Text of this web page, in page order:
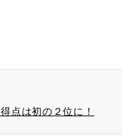
点は初の２位に！